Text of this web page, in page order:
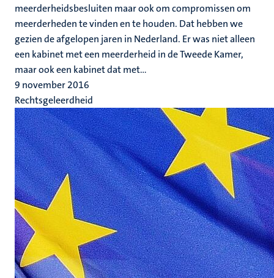
meerderheidsbesluiten maar ook om compromissen om
meerderheden te vinden en te houden. Dat hebben we
gezien de afgelopen jaren in Nederland. Er was niet alleen
een kabinet met een meerderheid in de Tweede Kamer,
maar ook een kabinet dat met...
9 november 2016
Rechtsgeleerdheid